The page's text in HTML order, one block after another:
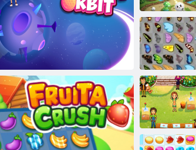
Minigolfové
hľadanie
Motýľ Kyodai